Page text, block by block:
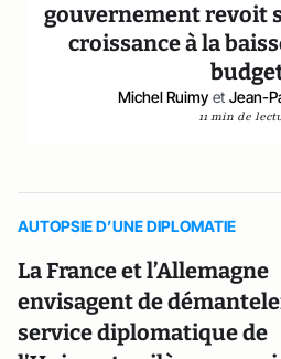
gouvernement revoit
croissance à la
Michel Ruimy et Jean-
11 min de
AUTOPSIE D’UNE DIPLOMATIE
La France et l’Allemagne
envisagent de
service diplomatique de